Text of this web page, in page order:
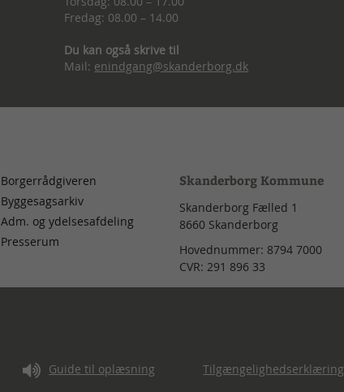
Fredag: 08.00 – 14.00
Du kan også skrive til
Mail: enindgang@skanderborg.dk
Borgerrådgiveren
Byggesagsarkiv
Adm. og ydelsesafdeling
Presserum
Skanderborg Kommune
Skanderborg Fælled 1
8660 Skanderborg
Hovednummer: 8794 7000
CVR: 291 896 33
Guide til oplæsning Tilgængelighedserklæring